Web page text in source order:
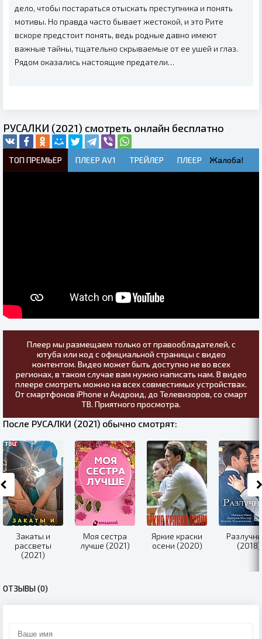
дело, чтобы постараться отыскать преступника и понять
мотивы. Но правда часто бывает жестокой, и это Рите
вскоре предстоит понять, ведь родные давно имеют
важные тайны, тщательно скрываемые от ее ушей и глаз.
Рядом оказались настоящие предатели…
РУСАЛКИ (2021) смотреть онлайн бесплатно
ТОП ПРЕМЬЕР ПЛЕЕР AV1 ТРЕЙЛЕР ПЛЕЕР Жалоба!
Плеер мы размещаем только от правообладателей, с
ютуба или код с официальной страницы с видео
контентом. Видео может быть доступно не во всех
регионах, в таком случае вам нужно написать нам. В видео
плеере смотреть можно на всех совместимых устройствах.
От смартфонов iPhone и Андроид, до Телевизоров, со смарт
ТВ. Приятного просмотра.
После РУСАЛКИ (2021) обычно смотрят:
Закаты и
рассветы
(2021)
Моя сестра
лучше (2021)
Яркие краски
осени (2020)
(2018)
ОТЗЫВЫ (0)